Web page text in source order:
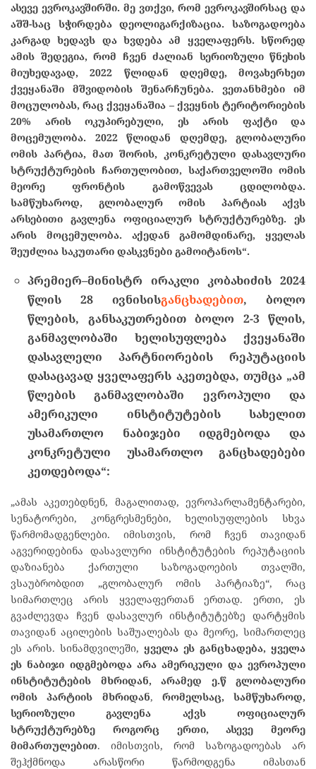
ასევე ევროკავშირში. მე ვთქვი, რომ ევროკავშირსაც და
აშშ-საც სჭირდება დეოლიგარქიზაცია. საზოგადოება
კარგად ხედავს და ხვდება ამ ყველაფერს. სწორედ
ამის შედეგია, რომ ჩვენ ძალიან სერიოზული წნეხის
მიუხედავად, 2022 წლიდან დღემდე, მოვახერხეთ
ქვეყანაში მშვიდობის შენარჩუნება. ვეთანხმები იმ
მოცულობას, რაც ქვეყანაშია – ქვეყნის ტერიტორიების
20% არის ოკუპირებული, ეს არის ფაქტი და
მოცემულობა. 2022 წლიდან დღემდე, გლობალური
ომის პარტია, მათ შორის, კონკრეტული დასავლური
სტრუქტურების ჩართულობით, საქართველოში ომის
მეორე ფრონტის გამოწვევას ცდილობდა.
სამწუხაროდ, გლობალურ ომის პარტიას აქვს
არსებითი გავლენა ოფიციალურ სტრუქტურებზე. ეს
არის მოცემულობა. აქედან გამომდინარე, ყველას
შეუძლია საკუთარი დასკვნები გამოიტანოს“.
პრემიერ–მინისტრ ირაკლი კობახიძის 2024
წლის 28 ივნისისგანცხადებით, ბოლო
წლების, განსაკუთრებით ბოლო 2-3 წლის,
განმავლობაში
ხელისუფლება
ქვეყანაში
დასავლელი
პარტნიორების
რეპუტაციის
დასაცავად ყველაფერს აკეთებდა, თუმცა„ამ
წლების
განმავლობაში ევროპული
და
ამერიკული
ინსტიტუტების
სახელით
უსამართლო
ნაბიჯები იდგმებოდა
და
კონკრეტული
უსამართლო
განცხადებები
კეთდებოდა“:
„ამას აკეთებდნენ, მაგალითად, ევროპარლამენტარები,
სენატორები, კონგრესმენები, ხელისუფლების სხვა
წარმომადგენლები. იმისთვის, რომ ჩვენ თავიდან
აგვერიდებინა დასავლური ინსტიტუტების რეპუტაციის
დაზიანება ქართული საზოგადოების თვალში,
ვსაუბრობდით „გლობალურ ომის პარტიაზე“, რაც
სიმართლეც არის ყველაფერთან ერთად. ერთი, ეს
გვაძლევდა ჩვენ დასავლურ ინსტიტუტებზე დარტყმის
თავიდან აცილების საშუალებას და მეორე, სიმართლეც
ეს არის. სინამდვილეში, ყველა ეს განცხადება, ყველა
ეს ნაბიჯი იდგმებოდა არა ამერიკული და ევროპული
ინსტიტუტების
მხრიდან, არამედ ე.წ
გლობალური
ომის
პარტიის მხრიდან, რომელსაც, სამწუხაროდ,
სერიოზული
გავლენა აქვს
ოფიციალურ
სტრუქტურებზე
როგორც ერთი,ასევე
მეორე
მიმართულებით. იმისთვის, რომ საზოგადოებას არ
შეჰქმნოდა არასწორი წარმოდგენა იმასთან